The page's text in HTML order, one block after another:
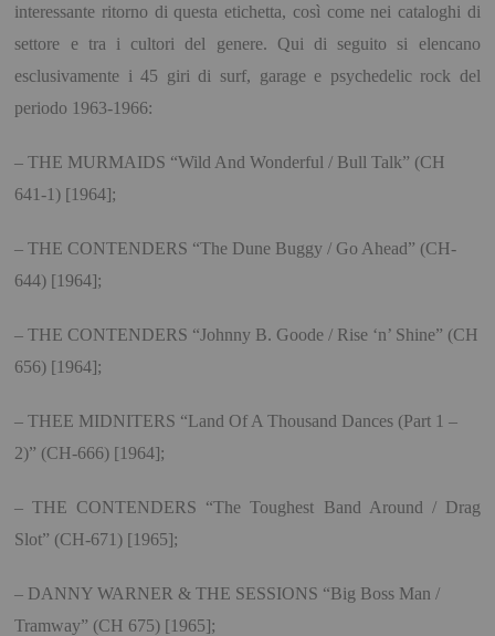
interessante ritorno di questa etichetta, così come nei cataloghi di
settore e tra i cultori del genere. Qui di seguito si elencano
esclusivamente i 45 giri di surf, garage e psychedelic rock del
periodo 1963-1966:
– THE MURMAIDS “Wild And Wonderful / Bull Talk” (CH
641-1) [1964];
– THE CONTENDERS “The Dune Buggy / Go Ahead” (CH-
644) [1964];
– THE CONTENDERS “Johnny B. Goode / Rise ‘n’ Shine” (CH
656) [1964];
– THEE MIDNITERS “Land Of A Thousand Dances (Part 1 –
2)” (CH-666) [1964];
– THE CONTENDERS “The Toughest Band Around / Drag
Slot” (CH-671) [1965];
– DANNY WARNER & THE SESSIONS “Big Boss Man /
Tramway” (CH 675) [1965];